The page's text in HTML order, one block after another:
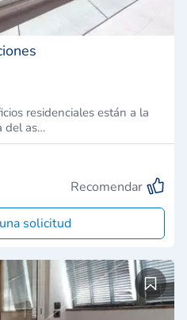
residenciales están a la
del as…
Recomendar
solicitud